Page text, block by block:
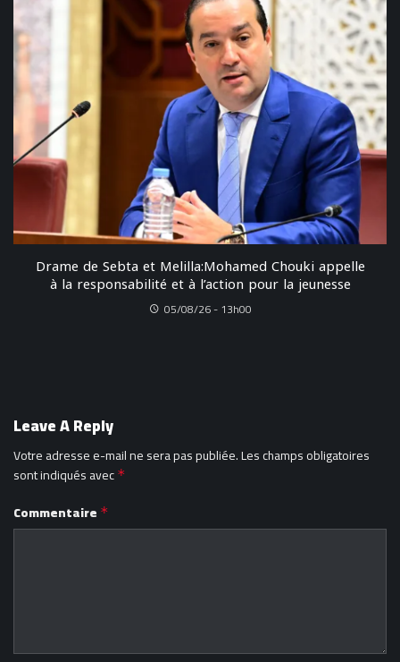
Drame de Sebta et Melilla:Mohamed Chouki appelle
à la responsabilité et à l’action pour la jeunesse
05/08/26 - 13h00
Leave A Reply
Votre adresse e-mail ne sera pas publiée.Les champs obligatoires
sont indiqués avec *
Commentaire *